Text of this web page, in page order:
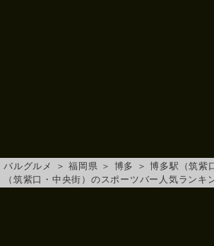
バルグルメ ＞ 福岡県 ＞ 博多 ＞博多駅（筑紫
（筑紫口・中央街）のスポーツバー人気ランキ